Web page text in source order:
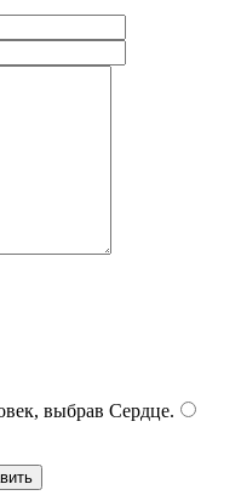
выбрав Сердце.